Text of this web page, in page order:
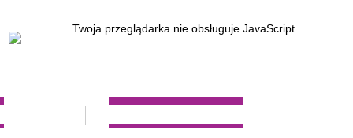
Twoja przeglądarka nie obsługuje JavaScript